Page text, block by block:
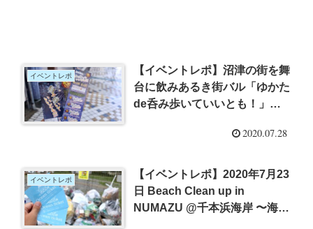
イベントレポ
【イベントレポ】沼津の街を舞
台に飲みあるき街バル「ゆかた
de呑み歩いていいとも！」
2020.07.28
イベントレポ
【イベントレポ】2020年7月23
日 Beach Clean up in
NUMAZU @千本浜海岸 〜海岸